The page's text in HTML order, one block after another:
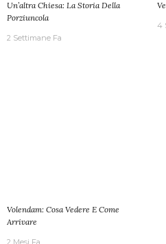
Un’altra Chiesa: La Storia Della
Porziuncola
2 Settimane Fa
4
Volendam: Cosa Vedere E Come
Arrivare
2 Mesi Fa